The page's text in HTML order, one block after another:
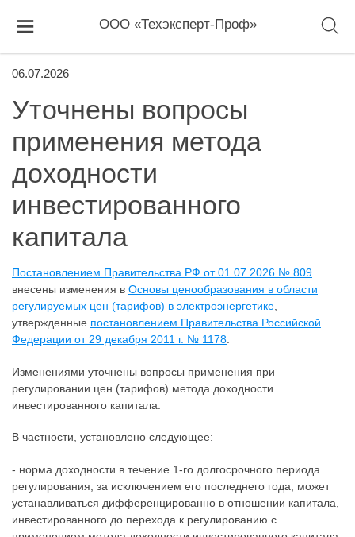
ООО «Техэксперт-Проф»
06.07.2026
Уточнены вопросы
применения метода
доходности
инвестированного
капитала
Постановлением Правительства РФ от 01.07.2026 № 809
внесены изменения в Основы ценообразования в области
регулируемых цен (тарифов) в электроэнергетике
утвержденные постановлением Правительства Российской
Федерации от 29 декабря 2011 г. № 1178
Изменениями уточнены вопросы применения при
регулировании цен (тарифов) метода доходности
инвестированного капитала.
В частности, установлено следующее:
- норма доходности в течение 1-го долгосрочного периода
регулирования, за исключением его последнего года, может
устанавливаться дифференцированно в отношении капитала,
инвестированного до перехода к регулированию с